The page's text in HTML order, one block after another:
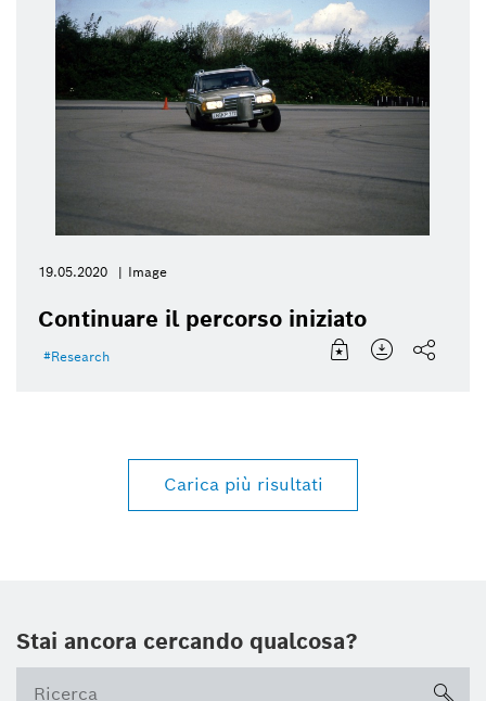
19.05.2020 Image
Continuare il percorso iniziato
Research
Carica più risultati
Stai ancora cercando qualcosa?